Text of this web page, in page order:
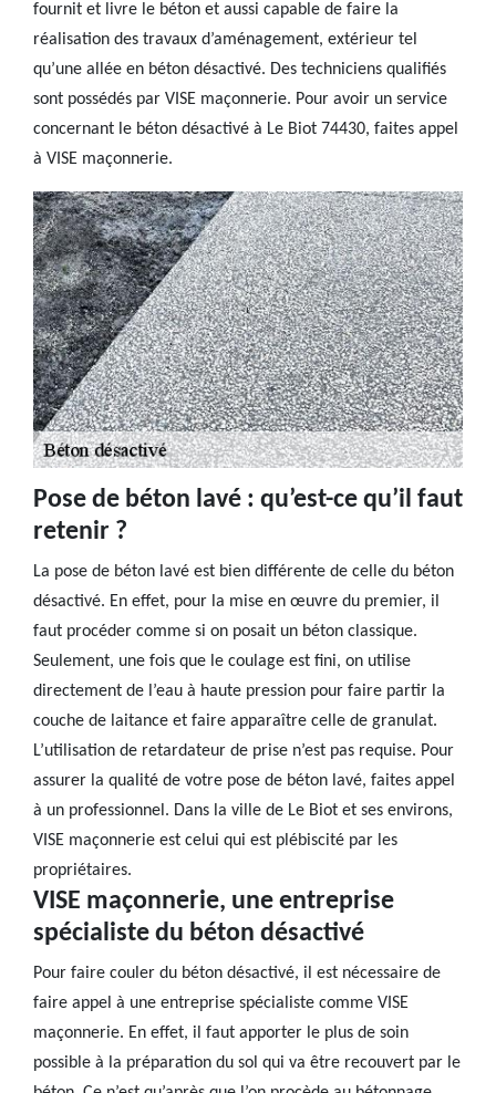
fournit et livre le béton et aussi capable de faire la
réalisation des travaux d’aménagement, extérieur tel
qu’une allée en béton désactivé. Des techniciens qualifiés
sont possédés par VISE maçonnerie. Pour avoir un service
concernant le béton désactivé à Le Biot 74430, faites appel
à VISE maçonnerie.
Pose de béton lavé : qu’est-ce qu’il faut
retenir ?
La pose de béton lavé est bien différente de celle du béton
désactivé. En effet, pour la mise en œuvre du premier, il
faut procéder comme si on posait un béton classique.
Seulement, une fois que le coulage est fini, on utilise
directement de l’eau à haute pression pour faire partir la
couche de laitance et faire apparaître celle de granulat.
L’utilisation de retardateur de prise n’est pas requise. Pour
assurer la qualité de votre pose de béton lavé, faites appel
à un professionnel. Dans la ville de Le Biot et ses environs,
VISE maçonnerie est celui qui est plébiscité par les
propriétaires.
VISE maçonnerie, une entreprise
spécialiste du béton désactivé
Pour faire couler du béton désactivé, il est nécessaire de
faire appel à une entreprise spécialiste comme VISE
maçonnerie. En effet, il faut apporter le plus de soin
possible à la préparation du sol qui va être recouvert par le